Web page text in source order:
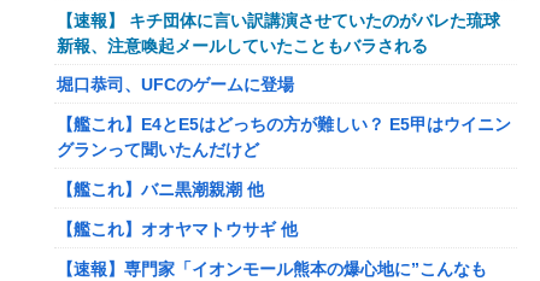
【爆笑動画】ママさん「新しい洗濯機買って1発目に回した
らコレw」←こwれwはw w w w w w w w w w
岡田斗司夫「人間の本音としてブサイクを見たら不愉快にな
る。この責任をどうとるんだ」
【速報】ルフィの幹部、懲役20年に決定する←コレは妥当
か？？？？？？？
【NGS】ルーサー緊急、新武器、東方コラボ、EXレベル
40… 8/5はアップデート盛り沢山！？貴様ら何から始める？
( •᷄ὤ•᷅ )
【速報】 キチ団体に言い訳講演させていたのがバレた琉球
新報、注意喚起メールしていたこともバラされる
堀口恭司、UFCのゲームに登場
【艦これ】E4とE5はどっちの方が難しい？ E5甲はウイニン
グランって聞いたんだけど
【艦これ】バニ黒潮親潮 他
【艦これ】オオヤマトウサギ 他
【速報】専門家「イオンモール熊本の爆心地に”こんなも